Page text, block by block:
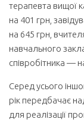
терапевта вищої
на 401 грн,
на 645 грн,
навчального
співробітника —
Серед усього
рік передбачає
для реалізації